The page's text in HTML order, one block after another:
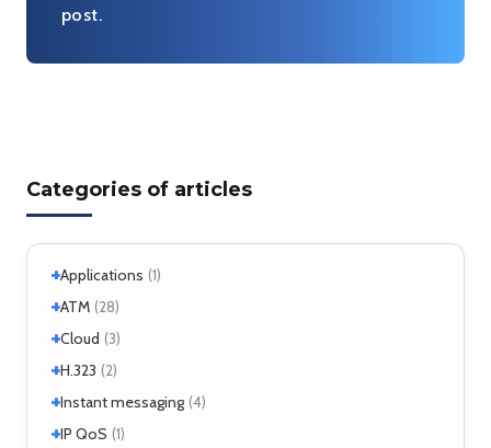
Categories of articles
+Applications (1)
+Windows
+ATM (28)
+ Interworking
LANE (1)
+Cloud (3)
Cloud services
MicroStack (2)
+H.323 (2)
H.323 – references
+Instant messaging (4)
SIMPLE
+IP QoS (1)
post.